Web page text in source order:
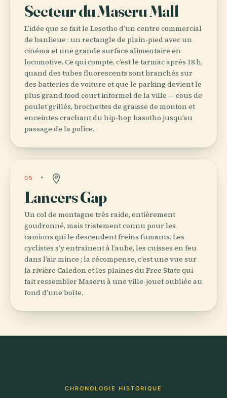
Secteur du Maseru Mall
L’idée que se fait le Lesotho d’un centre commercial
de banlieue : un rectangle de plain-pied avec un
cinéma et une grande surface alimentaire en
locomotive. Ce qui compte, c’est le tarmac après 18 h,
quand des tubes fluorescents sont branchés sur
des batteries de voiture et que le parking devient le
plus grand food court informel de la ville — cous de
poulet grillés, brochettes de graisse de mouton et
enceintes crachant du hip-hop basotho jusqu’au
passage de la police.
05
Lancers Gap
Un col de montagne très raide, entièrement
goudronné, mais tristement connu pour les
camions qui le descendent freins fumants. Les
cyclistes s’y entraînent à l’aube, les cuisses en feu
dans l’air mince ; la récompense, c’est une vue sur
la rivière Caledon et les plaines du Free State qui
fait ressembler Maseru à une ville-jouet oubliée au
fond d’une boîte.
CHRONOLOGIE HISTORIQUE